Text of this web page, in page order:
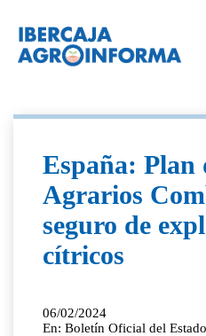
España: Plan
Agrarios
seguro de
cítricos
06/02/2024
En: Boletín Oficial del Estado